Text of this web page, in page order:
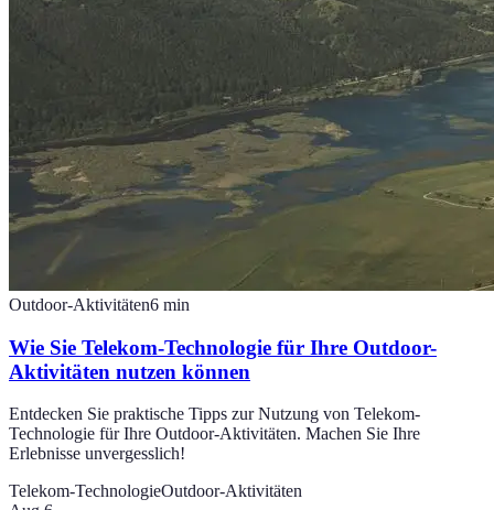
Outdoor-Aktivitäten6 min
Wie Sie Telekom-Technologie für Ihre Outdoor-
Aktivitäten nutzen können
Entdecken Sie praktische Tipps zur Nutzung von Telekom-
Technologie für Ihre Outdoor-Aktivitäten. Machen Sie Ihre
Erlebnisse unvergesslich!
Telekom-TechnologieOutdoor-Aktivitäten